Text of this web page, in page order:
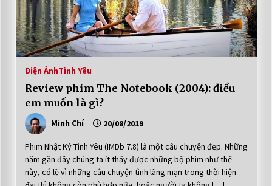
Điện ẢnhTình Yêu
Review phim The Notebook (2004): điều
em muốn là gì?
Minh Chí 20/08/2019
Phim Nhật Ký Tình Yêu (IMDb 7.8) là một câu chuyện đẹp. Những
năm gần đây chúng ta ít thấy được những bộ phim như thế
này, có lẽ vì những câu chuyện tình lãng mạn trong thời hiện